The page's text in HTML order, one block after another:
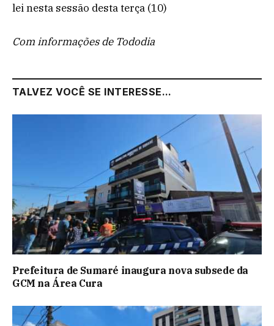
lei nesta sessão desta terça (10)
Com informações de Tododia
TALVEZ VOCÊ SE INTERESSE...
Prefeitura de Sumaré inaugura nova subsede da
GCM na Área Cura